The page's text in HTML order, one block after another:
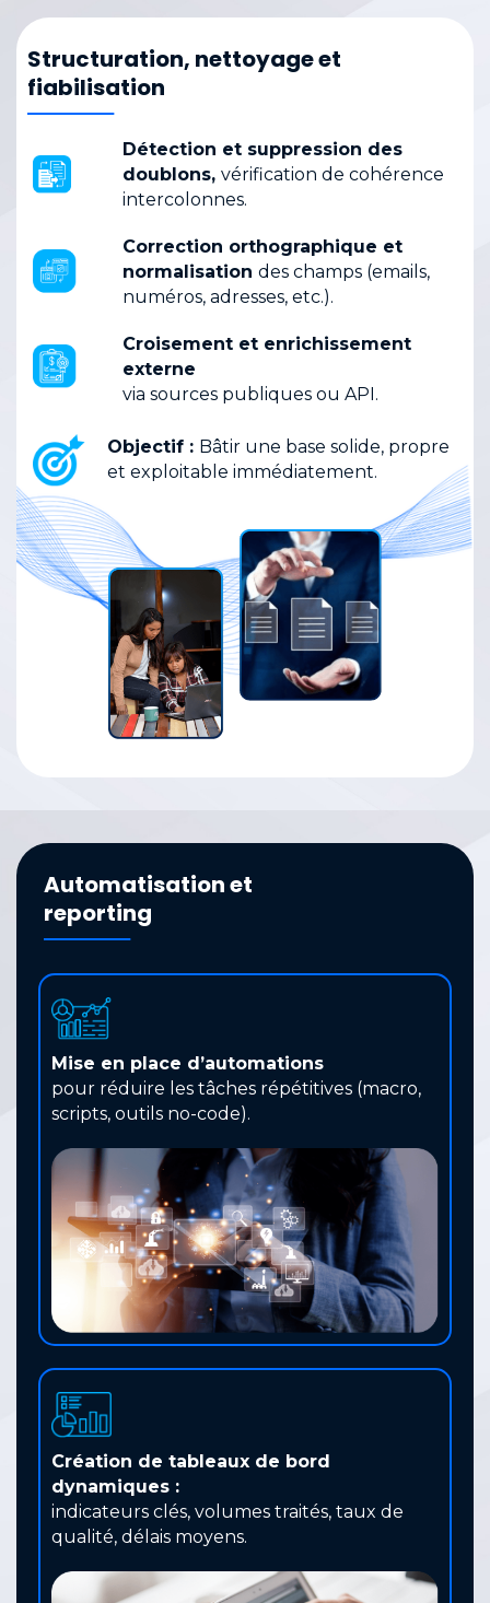
Structuration, nettoyage et
fiabilisation
Détection et suppression des
doublons, vérification de cohérence
intercolonnes.
Correction orthographique et
normalisation des champs (emails,
numéros, adresses, etc.).
Croisement et enrichissement
externe
via sources publiques ou API.
Objectif : Bâtir une base solide, propre
et exploitable immédiatement.
Automatisation et
reporting
Mise en place d’automations
pour réduire les tâches répétitives (macro,
scripts, outils no-code).
Création de tableaux de bord
dynamiques :
indicateurs clés, volumes traités, taux de
qualité, délais moyens.